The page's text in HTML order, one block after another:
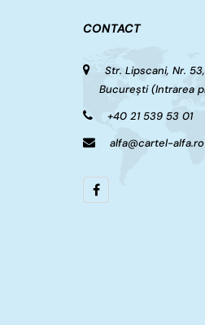
CONTACT
Str. Lipscani, Nr.
București (Intrarea
+40 21 539 53 01
alfa@cartel-alfa.ro